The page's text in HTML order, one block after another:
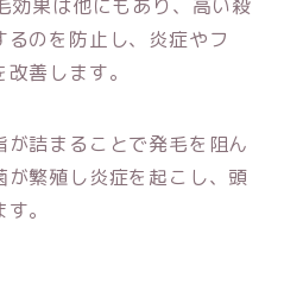
効果は他にもあり、高い殺
のを防止し、炎症やフ
善します。
詰まることで発毛を阻ん
繁殖し炎症を起こし、頭
。